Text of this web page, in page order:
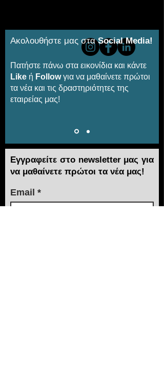
Ακολουθήστε μας σταSocial Media!
Πατήστε πάνω στα εικονίδια και κάντε
Like ή Followγια να μαθαίνετε πρώτοι
τα νέα και τις δραστηριότητες της
εταιρείας μας!
Εγγραφείτε στο newsletter μας για
να μαθαίνετε πρώτοι τα νέα μας!
Email